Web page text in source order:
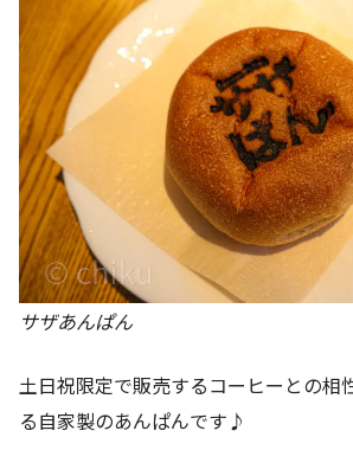
サザあんぱん
土日祝限定で販売するコーヒーとの相
る自家製のあんぱんです♪